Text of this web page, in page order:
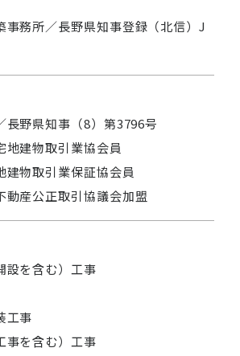
事務所／長野県知事登録（北信）J
長野県知事（8）第3796号
地建物取引業協会員
建物取引業保証協会員
動産公正取引協議会加盟
設を含む）工事
工事
事を含む）工事